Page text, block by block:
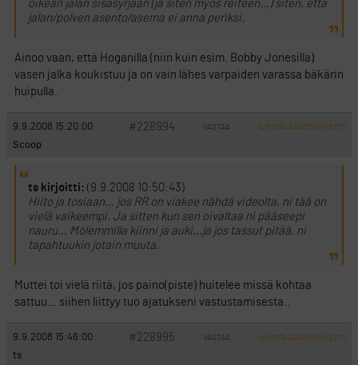
oikean jalan sisäsyrjään (ja siten myös reiteen…) siten, että
jalan/polven asento/asema ei anna periksi.
Ainoo vaan, että Hoganilla (niin kuin esim. Bobby Jonesilla)
vasen jalka koukistuu ja on vain lähes varpaiden varassa bäkärin
huipulla.
9.9.2008 15:20:00 #228994 VASTAA ILMOITA ASIATON VIESTI
Scoop
ts kirjoitti: (9.9.2008 10:50:43)
Hiito ja tosiaan… jos RR on viakee nähdä videolta, ni tää on
vielä vaikeempi. Ja sitten kun sen oivaltaa ni pääseepi
nauru… Molemmilla kiinni ja auki…ja jos tassut pitää, ni
tapahtuukin jotain muuta.
Muttei toi vielä riitä, jos paino(piste) huitelee missä kohtaa
sattuu… siihen liittyy tuo ajatukseni vastustamisesta..
9.9.2008 15:46:00 #228995 VASTAA ILMOITA ASIATON VIESTI
ts